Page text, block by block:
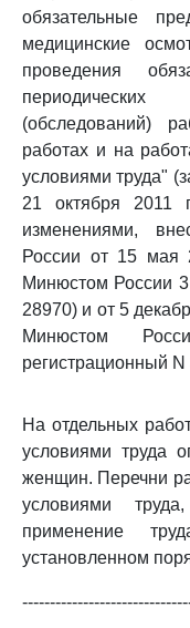
обязательные
медицинские
проведения
(обследований)
работах и на
условиями труда"
21 октября 2011
изменениями,
России от 15 мая
Минюстом России 3
28970) и от 5
Минюстом
регистрационный N
На отдельных
условиями труда
женщин. Перечни
условиями
применение
установленном